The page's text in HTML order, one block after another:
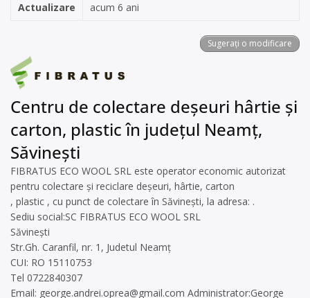
Actualizare
acum 6 ani
Sugerați o modificare
Centru de colectare deșeuri hârtie și
carton, plastic în județul Neamț,
Săvinești
FIBRATUS ECO WOOL SRL este operator economic autorizat
pentru colectare și reciclare deșeuri, hârtie, carton
, plastic , cu punct de colectare în Săvinești, la adresa: .
Sediu social:SC FIBRATUS ECO WOOL SRL
Săvinești
Str.Gh. Caranfil, nr. 1, Judetul Neamț
CUI: RO 15110753
Tel 0722840307
Email: george.andrei.oprea@gmail.com Administrator:George